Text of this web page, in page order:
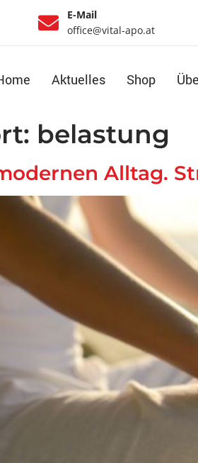
E-Mail
office@vital-apo.at
Aktuelles Shop
belastung
Alltag.